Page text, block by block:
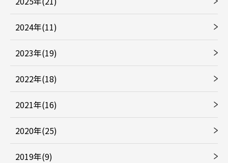
2024年(11)
2023年(19)
2022年(18)
2021年(16)
2020年(25)
2019年(9)